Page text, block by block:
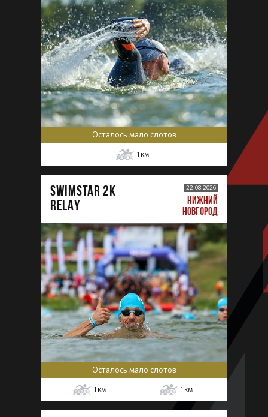
Осталось мало слотов
1 км
SWIMSTAR 2K
RELAY
22.08.2026
НИЖНИЙ
НОВГОРОД
Осталось мало слотов
1 км 1 км